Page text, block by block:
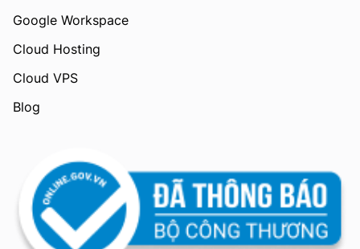
Google Workspace
Cloud Hosting
Cloud VPS
Blog